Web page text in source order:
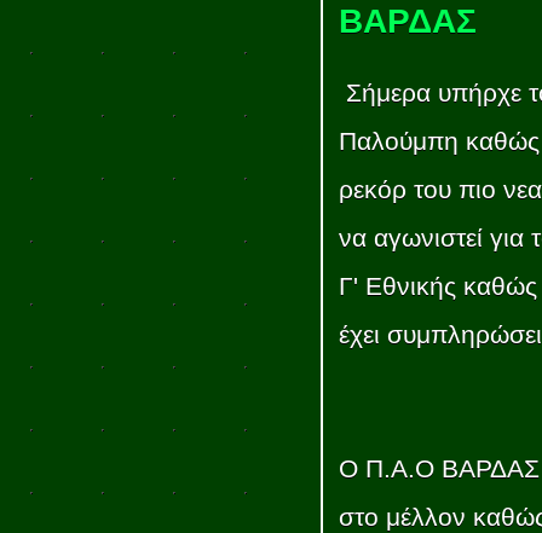
ΒΑΡΔΑΣ
Σήμερα υπήρχε
Παλούμπη καθώς
ρεκόρ του πιο
να αγωνιστεί
Γ' Εθνικής καθώς
έχει
Ο Π.Α.Ο ΒΑΡΔΑΣ
στο μέλλον